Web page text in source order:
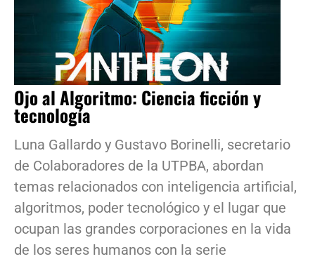
Ojo al Algoritmo: Ciencia ficción y
tecnología
Luna Gallardo y Gustavo Borinelli, secretario
de Colaboradores de la UTPBA, abordan
temas relacionados con inteligencia artificial,
algoritmos, poder tecnológico y el lugar que
ocupan las grandes corporaciones en la vida
de los seres humanos con la serie